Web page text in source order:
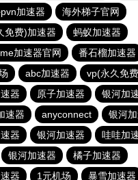
加速器
海外梯子官网
免费)加速器
蚂蚁加速器
加速器官网
番石榴加速器
abc加速器
vp(永久免
器 原子加速器
银河加
速器 anyconnect
银河
器 银河加速器
哇哇加
银河加速器
橘子加速器
器 1元机场 暴雪加速器